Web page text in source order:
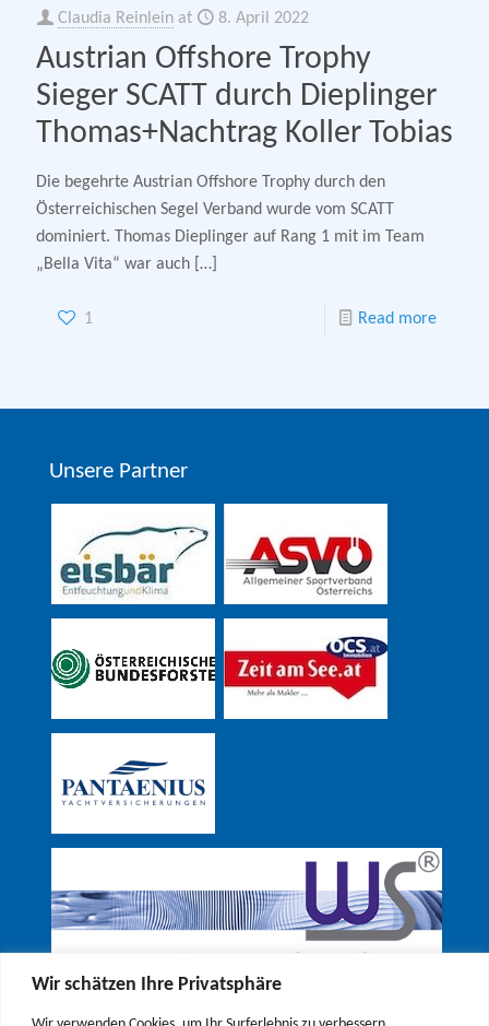
Wir schätzen Ihre Privatsphäre
Claudia Reinlein at 8. April 2022
Austrian Offshore Trophy
Sieger SCATT durch Dieplinger
Thomas+Nachtrag Koller Tobias
Die begehrte Austrian Offshore Trophy durch den
Österreichischen Segel Verband wurde vom SCATT
dominiert. Thomas Dieplinger auf Rang 1 mit im Team
„Bella Vita“ war auch […]
1 Read more
Unsere Partner